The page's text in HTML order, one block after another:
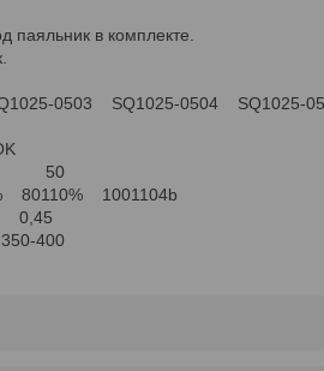
паяльник в комплекте.
0503 SQ1025-0504 SQ1025-
Гц 50
80110% 1001104b
0,45
350-400